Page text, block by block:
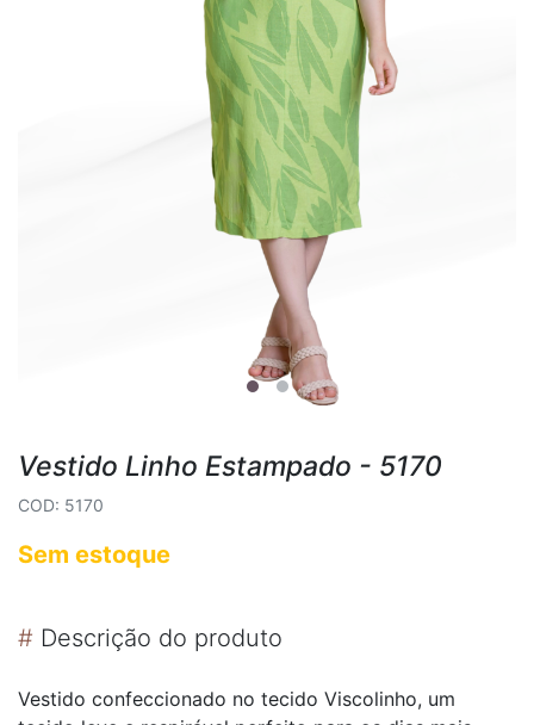
Vestido Linho Estampado - 5170
COD: 5170
Sem estoque
# Descrição do produto
Vestido confeccionado no tecido Viscolinho, um